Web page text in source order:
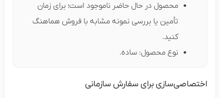
محصول در حال حاضر ناموجود است؛ برای زمان
تأمین یا بررسی نمونه مشابه با فروش هماهنگ
نوع محصول: ساده.
برای سفارش سازمانی